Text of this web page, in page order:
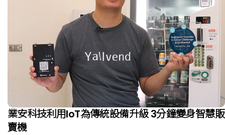
業安科技利用IoT為傳統設備升級 3分鐘變身智慧販
賣機